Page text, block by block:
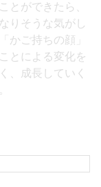
とができたら、
りそうな気がし
かご持ちの顔」
とによる変化を
、成長していく